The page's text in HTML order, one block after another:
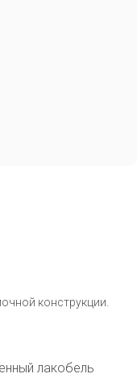
конструкции.
лакобель